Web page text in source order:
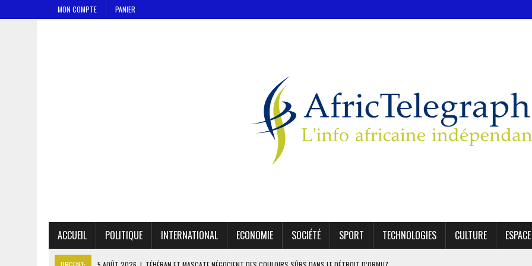
MON COMPTE PANIER
ACCUEIL POLITIQUE INTERNATIONAL ECONOMIE SOCIÉTÉ SPORT TECHNOLOGIES CULTURE